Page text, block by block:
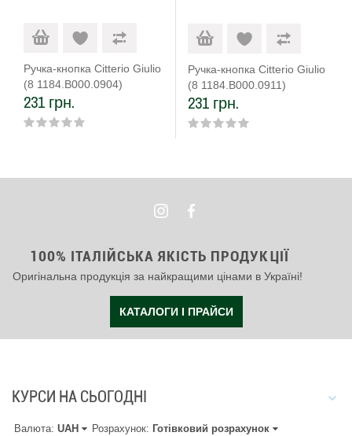
Ручка-кнопка Citterio Giulio
(8 1184.B000.0904)
капучіно
231 грн.
Ручка-кнопка Citterio Giulio
(8 1184.B000.0911)
платина
231 грн.
100% ІТАЛІЙСЬКА ЯКІСТЬ ПРОДУКЦІЇ
Оригінальна продукція за найкращими цінами в Україні!
КАТАЛОГИ І ПРАЙСИ
КУРСИ НА СЬОГОДНІ
Валюта: UAH Розрахунок: Готівковий розрахунок